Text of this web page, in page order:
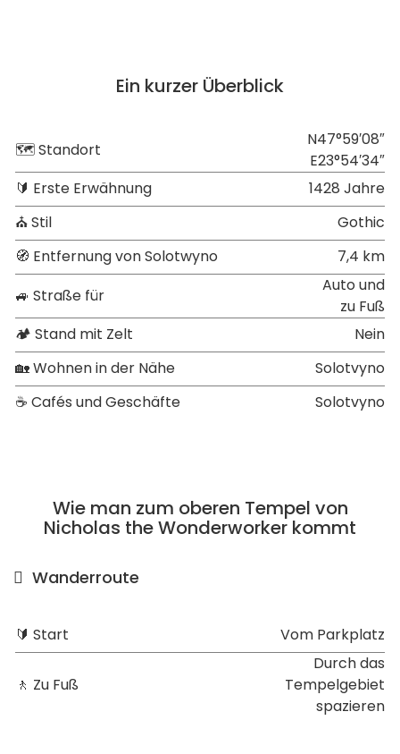
Ein kurzer Überblick
🗺 Standort
N47°59′08″
E23°54′34″
🔰 Erste Erwähnung
1428 Jahre
⛪ Stil
Gothic
🧭 Entfernung von Solotwyno
7,4 km
🚙 Straße für
Auto und
zu Fuß
🏕 Stand mit Zelt
Nein
🏡 Wohnen in der Nähe
Solotvyno
☕ Cafés und Geschäfte
Solotvyno
Wie man zum oberen Tempel von
Nicholas the Wonderworker kommt
Wanderroute
🔰 Start Vom Parkplatz
🚶 Zu Fuß
Durch das
Tempelgebiet
spazieren